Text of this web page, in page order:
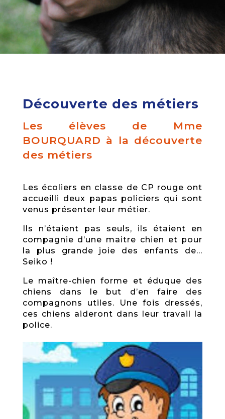
Découverte des métiers
Les élèves de Mme
BOURQUARD à la découverte
des métiers
Les écoliers en classe de CP rouge ont
accueilli deux papas policiers qui sont
venus présenter leur métier.
Ils n’étaient pas seuls, ils étaient en
compagnie d’une maitre chien et pour
la plus grande joie des enfants de…
Seiko !
Le maître-chien forme et éduque des
chiens dans le but d’en faire des
compagnons utiles. Une fois dressés,
ces chiens aideront dans leur travail la
police.